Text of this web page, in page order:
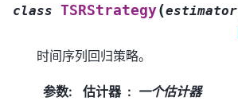
class TSRStrategy(estimator
时间序列回归策略。
参数: 估计器
一个估计器